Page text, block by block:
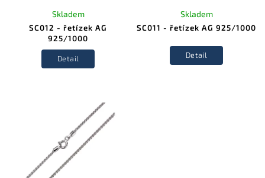
SC012 - řetízek AG
925/1000
Skladem
Detail
SC011 - řetízek AG 925/1000
Skladem
Detail